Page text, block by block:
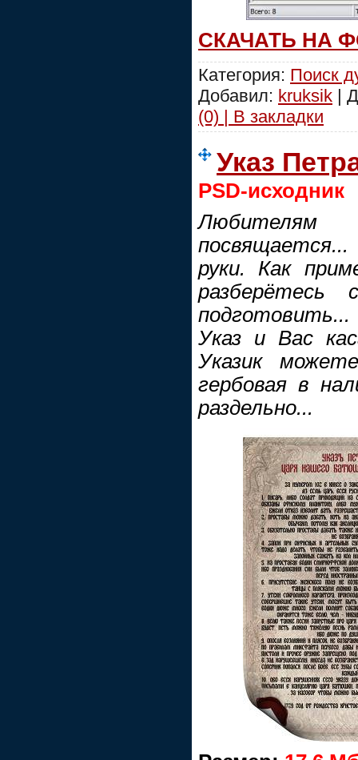
СКАЧАТЬ НА
Категория: Поиск
Добавил: kruksik |
(0) | В закладки
Указ
PSD-исходник
Любителям
руки. Как
Указ и Вас
Указик
гербовая в
раздельно...